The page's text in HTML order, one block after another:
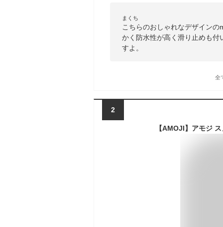
まくち
こちらのおしゃれなデザイン
かく防水性が高く滑り止めも
すよ。
全
2